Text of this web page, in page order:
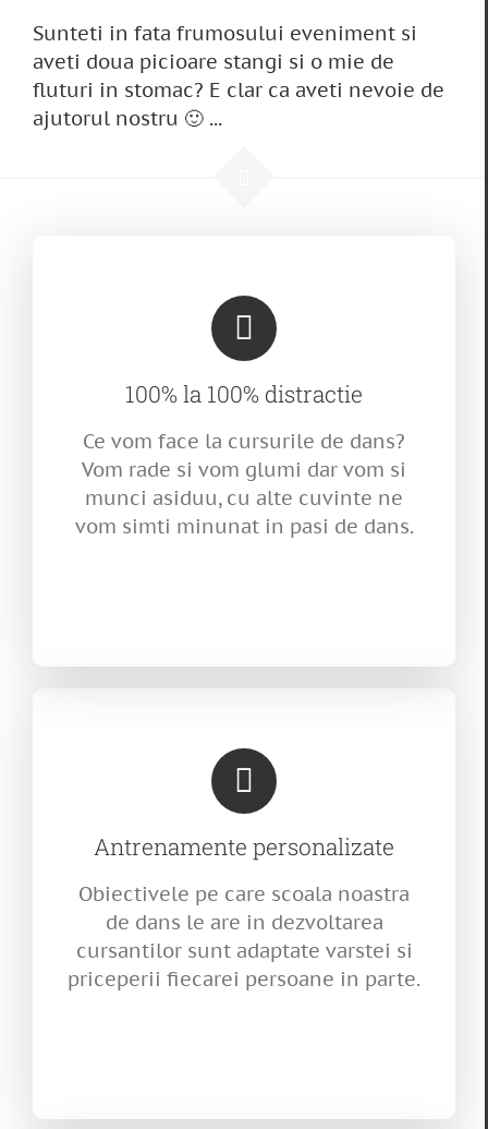
Sunteti in fata frumosului eveniment si
aveti doua picioare stangi si o mie de
fluturi in stomac? E clar ca aveti nevoie de
ajutorul nostru 🙂 ...
100% la 100% distractie
Ce vom face la cursurile de dans?
Vom rade si vom glumi dar vom si
munci asiduu, cu alte cuvinte ne
vom simti minunat in pasi de dans.
Antrenamente personalizate
Obiectivele pe care scoala noastra
de dans le are in dezvoltarea
cursantilor sunt adaptate varstei si
priceperii fiecarei persoane in parte.